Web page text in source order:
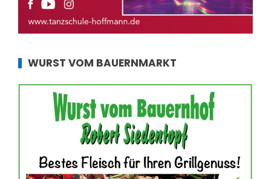
WURST VOM BAUERNMARKT